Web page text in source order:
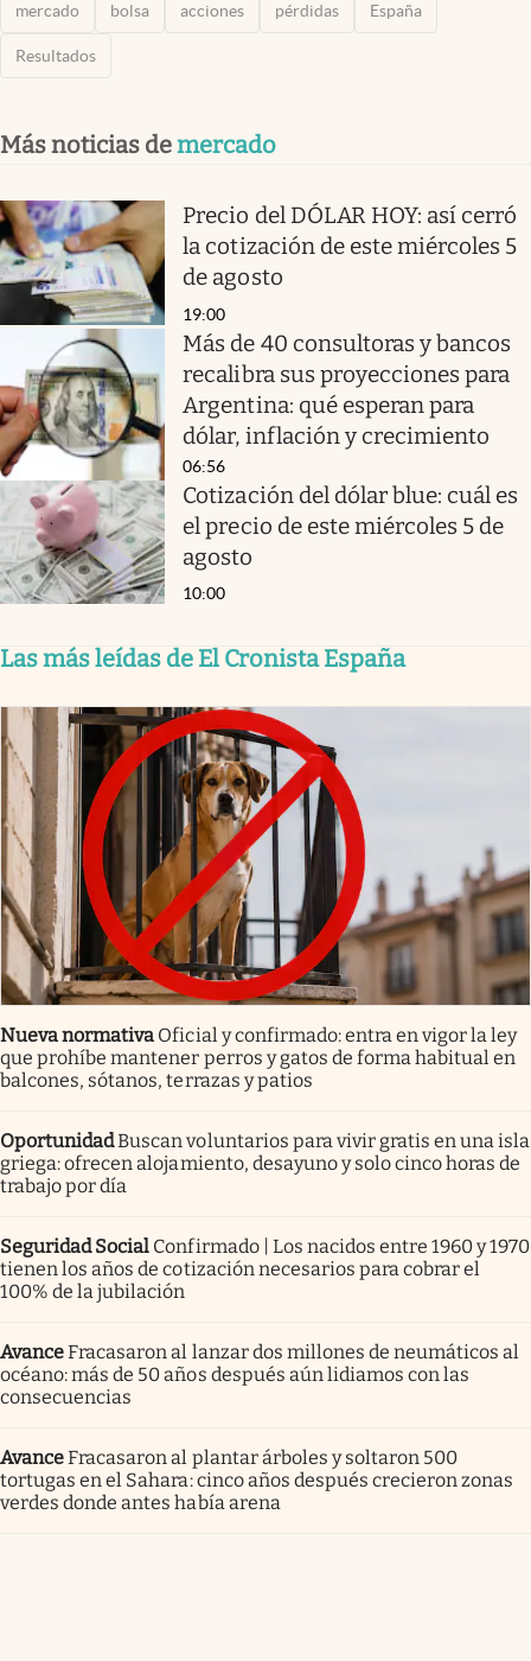
mercado bolsa acciones pérdidas España
Resultados
Más noticias demercado
Precio del DÓLAR HOY: así cerró
la cotización de este miércoles 5
de agosto
19:00
Más de 40 consultoras y bancos
recalibra sus proyecciones para
Argentina: qué esperan para
dólar, inflación y crecimiento
06:56
Cotización del dólar blue: cuál es
el precio de este miércoles 5 de
agosto
10:00
Las más leídas de El Cronista España
Nueva normativa Oficial y confirmado: entra en vigor la ley
que prohíbe mantener perros y gatos de forma habitual en
balcones, sótanos, terrazas y patios
OportunidadBuscan voluntarios para vivir gratis en una isla
griega: ofrecen alojamiento, desayuno y solo cinco horas de
trabajo por día
Seguridad Social Confirmado | Los nacidos entre 1960 y 1970
tienen los años de cotización necesarios para cobrar el
100% de la jubilación
AvanceFracasaron al lanzar dos millones de neumáticos al
océano: más de 50 años después aún lidiamos con las
consecuencias
AvanceFracasaron al plantar árboles y soltaron 500
tortugas en el Sahara: cinco años después crecieron zonas
verdes donde antes había arena